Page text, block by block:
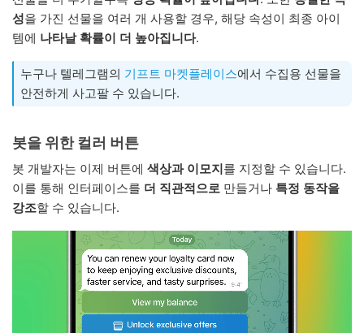
성을 가진 선물을 여러 개 사용할 경우, 해당 속성이 최종 아이
템에 나타날 확률이 더 높아집니다.
누구나 텔레그램의 기프트 마켓플레이스에서 수집용 선물을
안전하게 사고팔 수 있습니다.
봇을 위한 컬러 버튼
봇 개발자는 이제 버튼에 색상과 이모지를 지정할 수 있습니다.
이를 통해 인터페이스를 더 직관적으로 만들거나 특정 동작을
강조할 수 있습니다.